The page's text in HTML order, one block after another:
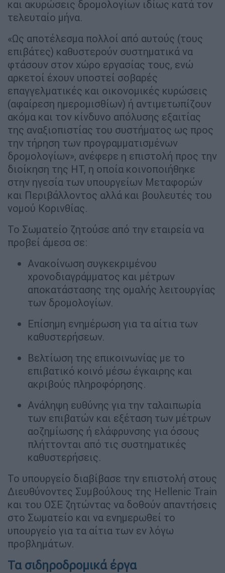
και ακυρώσεις δρομολογίων ιδίως κατά τον
τελευταίο μήνα.
«Ως αποτέλεσμα πολλοί από αυτούς (τους
επιβάτες) καθυστερούν συστηματικά να
φτάσουν στον χώρο εργασίας τους, ενώ
αρκετοί έχουν υποστεί σοβαρές
επαγγελματικές και οικονομικές κυρώσεις
(αφαίρεση ημερομισθίων) ή αντιμετωπίζουν
ακόμα και τον κίνδυνο απόλυσης εξαιτίας
της αναξιοπιστίας του συστήματος ως προς
την τήρηση των προγραμματισμένων
δρομολογίων», ανέφερε η επιστολή προς την
διοίκηση της ΗΤ, η οποία κοινοποιήθηκε
στην ηγεσία των υπουργείων Μεταφορών
και Περιβάλλοντος αλλά και βουλευτές του
νομού Κορινθίας.
Το Σωματείο ζητούσε από την εταιρεία να
προβεί άμεσα σε:
Ανακοίνωση συγκεκριμένου
χρονοδιαγράμματος και μέτρων
αποκατάστασης της ομαλής λειτουργίας
των δρομολογίων.
Επίσημη ενημέρωση για τα αίτια των
καθυστερήσεων.
Βελτίωση της επικοινωνίας με το
επιβατικό κοινό μέσω έγκαιρης και
ακριβούς πληροφόρησης.
Ανάληψη ευθύνης για την ταλαιπωρία
των επιβατών και εξέταση των μέτρων
αοζημίωσης ή ελάφρυνσης για όσους
πλήττονται από τις συστηματικές
καθυστερήσεις.
Το υπουργείο διαβίβασε την επιστολή στους
Διευθύνοντες Συμβούλους της Hellenic Train
και του ΟΣΕ ζητώντας να δοθούν απαντήσεις
στο Σωματείο και να ενημερωθεί το
υπουργείο για τα αίτια των εν λόγω
προβλημάτων.
Τα σιδηροδρομικά έργα